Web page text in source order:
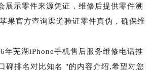
展示零件来源凭证，维修后提供零件溯
果官方查询渠道验证零件真伪，确保维
年芜湖iPhone手机售后服务维修电话推
碑排名对比知名 "的内容介绍,希望对您